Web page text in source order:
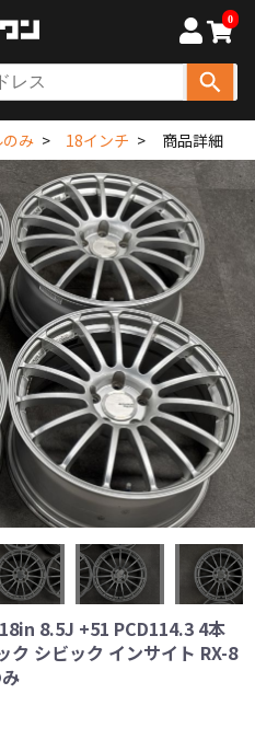
0
み 18インチ 商品詳細
8.5J +51 PCD114.3 4本
ク シビック インサイト RX-8